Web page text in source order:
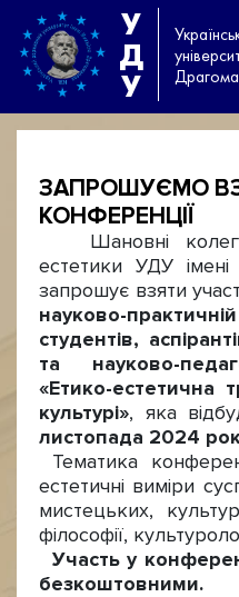
У
Д
У
ЗАПРОШУЄМО
КОНФЕРЕНЦІЇ
Шановні
естетики УДУ
запрошує взяти
науково-
студентів,
та науково-
«Етико-естетична
культурі», яка
листопада 2024
Тематика
естетичні виміри
мистецьких,
філософії,
Участь у
безкоштовними.